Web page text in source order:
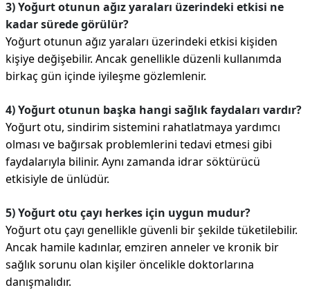
3) Yoğurt otunun ağız yaraları üzerindeki etkisi ne
kadar sürede görülür?
Yoğurt otunun ağız yaraları üzerindeki etkisi kişiden
kişiye değişebilir. Ancak genellikle düzenli kullanımda
birkaç gün içinde iyileşme gözlemlenir.
4) Yoğurt otunun başka hangi sağlık faydaları vardır?
Yoğurt otu, sindirim sistemini rahatlatmaya yardımcı
olması ve bağırsak problemlerini tedavi etmesi gibi
faydalarıyla bilinir. Aynı zamanda idrar söktürücü
etkisiyle de ünlüdür.
5) Yoğurt otu çayı herkes için uygun mudur?
Yoğurt otu çayı genellikle güvenli bir şekilde tüketilebilir.
Ancak hamile kadınlar, emziren anneler ve kronik bir
sağlık sorunu olan kişiler öncelikle doktorlarına
danışmalıdır.